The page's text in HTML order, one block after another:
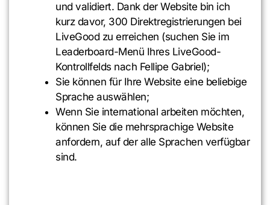
und validiert. Dank der Website bin ich
kurz davor, 300 Direktregistrierungen bei
LiveGood zu erreichen (suchen Sie im
Leaderboard-Menü Ihres LiveGood-
Kontrollfelds nach Fellipe Gabriel);
Sie können für Ihre Website eine beliebige
Sprache auswählen;
Wenn Sie international arbeiten möchten,
können Sie die mehrsprachige Website
anfordern, auf der alle Sprachen verfügbar
sind.